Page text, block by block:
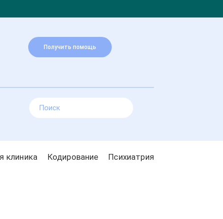
Получить помощь
клиника Кодирование Психиатрия